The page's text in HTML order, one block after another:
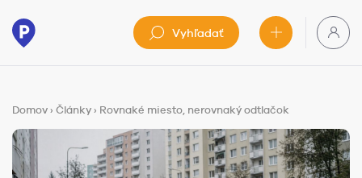
Vyhľadať
Domov › Články › Rovnaké miesto, nerovnaký odtlačok